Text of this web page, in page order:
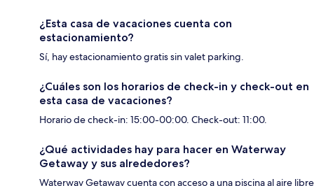
¿Esta casa de vacaciones cuenta con
estacionamiento?
Sí, hay estacionamiento gratis sin valet parking.
¿Cuáles son los horarios de check-in y check-out en
esta casa de vacaciones?
Horario de check-in: 15:00-00:00. Check-out: 11:00.
¿Qué actividades hay para hacer en Waterway
Getaway y sus alrededores?
Waterway Getaway cuenta con acceso a una piscina al aire libre